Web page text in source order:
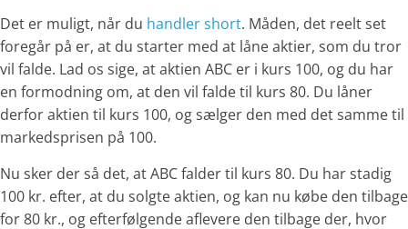
Det er muligt, når du handler short. Måden, det reelt set
foregår på er, at du starter med at låne aktier, som du tror
vil falde. Lad os sige, at aktien ABC er i kurs 100, og du har
en formodning om, at den vil falde til kurs 80. Du låner
derfor aktien til kurs 100, og sælger den med det samme til
markedsprisen på 100.
Nu sker der så det, at ABC falder til kurs 80. Du har stadig
100 kr. efter, at du solgte aktien, og kan nu købe den tilbage
for 80 kr., og efterfølgende aflevere den tilbage der, hvor